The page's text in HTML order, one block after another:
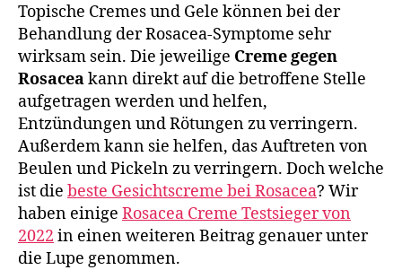
Topische Cremes und Gele können bei der
Behandlung der Rosacea-Symptome sehr
wirksam sein. Die jeweilige Creme gegen
Rosaceakann direkt auf die betroffene Stelle
aufgetragen werden und helfen,
Entzündungen und Rötungen zu verringern.
Außerdem kann sie helfen, das Auftreten von
Beulen und Pickeln zu verringern. Doch welche
ist die beste Gesichtscreme bei Rosacea? Wir
haben einige Rosacea Creme Testsieger von
2022 in einen weiteren Beitrag genauer unter
die Lupe genommen.